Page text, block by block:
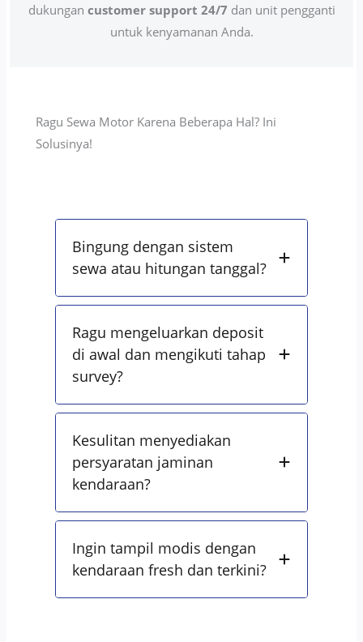
dukungan customer support 24/7 dan unit pengganti
untuk kenyamanan Anda.
Ragu Sewa Motor Karena Beberapa Hal? Ini
Solusinya!
Bingung dengan sistem
sewa atau hitungan tanggal?
Ragu mengeluarkan deposit
di awal dan mengikuti tahap
survey?
Kesulitan menyediakan
persyaratan jaminan
kendaraan?
Ingin tampil modis dengan
kendaraan fresh dan terkini?